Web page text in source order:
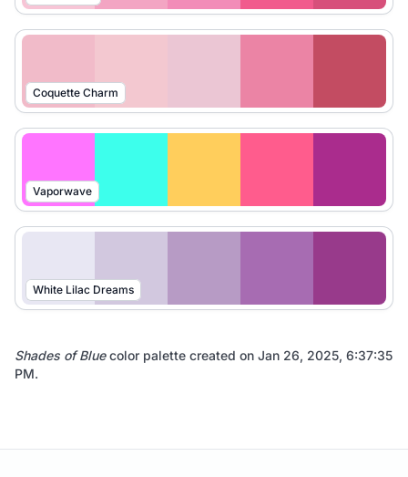
Coquette Charm
Vaporwave
White Lilac Dreams
Shades of Bluecolor palette created on Jan 26, 2025, 6:37:35
PM.